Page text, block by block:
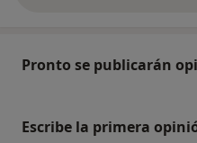
Pronto se publicarán
Escribe la primera